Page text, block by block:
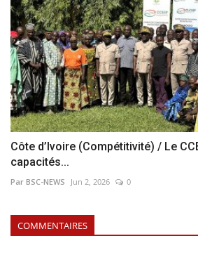
Côte d’Ivoire (Compétitivité) / Le
capacités...
Par BSC-NEWS Jun 2, 2026 0
COMMENTAIRES